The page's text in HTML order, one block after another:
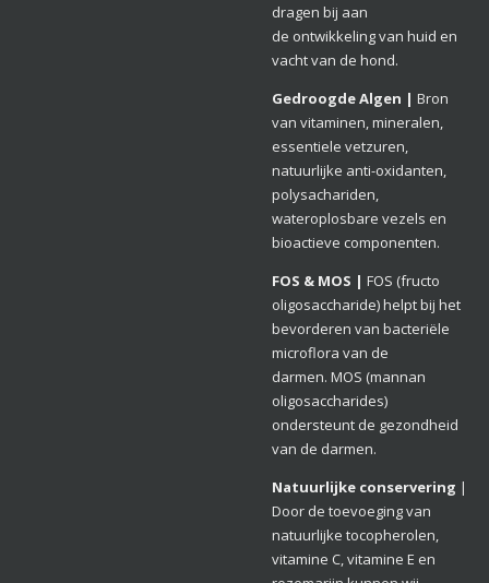
dragen bij aan
de ontwikkeling van huid en
vacht van de hond.
Gedroogde Algen | Bron
van vitaminen, mineralen,
essentiele vetzuren,
natuurlijke anti-oxidanten,
polysachariden,
wateroplosbare vezels en
bioactieve componenten.
FOS & MOS | FOS (fructo
oligosaccharide) helpt bij het
bevorderen van bacteriële
microflora van de
darmen. MOS (mannan
oligosaccharides)
ondersteunt de gezondheid
van de darmen.
Natuurlijke conservering |
Door de toevoeging van
natuurlijke tocopherolen,
vitamine C, vitamine E en